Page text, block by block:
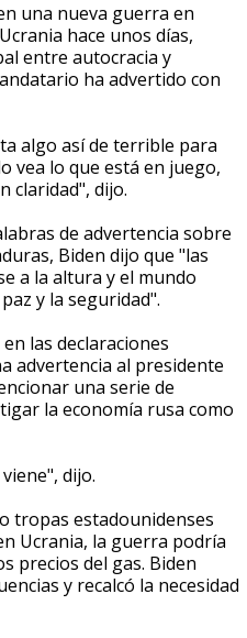
una nueva guerra en
hace unos días,
entre autocracia y
ha advertido con
algo así de terrible para
vea lo que está en juego,
claridad", dijo.
de advertencia sobre
Biden dijo que "las
a la altura y el mundo
y la seguridad".
las declaraciones
advertencia al presidente
una serie de
la economía rusa como
dijo.
tropas estadounidenses
Ucrania, la guerra podría
precios del gas. Biden
y recalcó la necesidad